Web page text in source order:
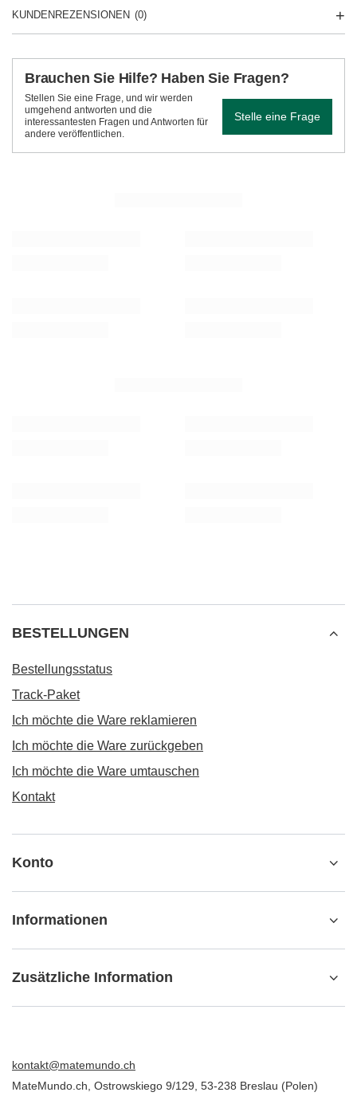
KUNDENREZENSIONEN (0)
Brauchen Sie Hilfe? Haben Sie Fragen?
Stellen Sie eine Frage, und wir werden
umgehend antworten und die
interessantesten Fragen und Antworten für
andere veröffentlichen.
Stelle eine Frage
BESTELLUNGEN
Bestellungsstatus
Track-Paket
Ich möchte die Ware reklamieren
Ich möchte die Ware zurückgeben
Ich möchte die Ware umtauschen
Kontakt
Konto
Informationen
Zusätzliche Information
kontakt@matemundo.ch
MateMundo.ch Ostrowskiego 9/129 53-238 Breslau (Polen)